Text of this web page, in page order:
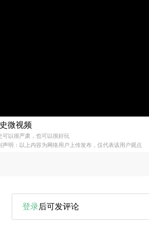
微视频
可以很严肃，也可以很好玩
声明：以上内容为网络用户上传发布，仅代表该用户观点
登录后可发评论